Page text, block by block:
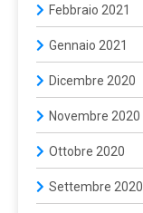
Febbraio 2021
Gennaio 2021
Dicembre 2020
Novembre 2020
Ottobre 2020
Settembre 2020